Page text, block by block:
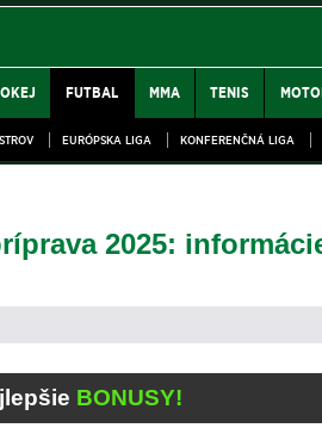
FUTBAL MMA TENIS
EURÓPSKA LIGA KONFERENČNÁ LIGA
2025:
BONUSY!